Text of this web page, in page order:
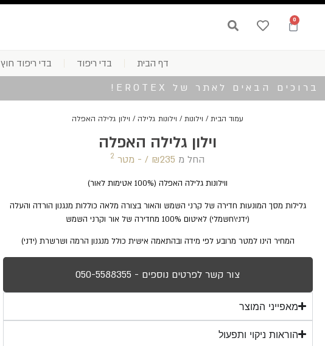
0
דף הבית בדי ריפוד בדי ריפוד חוץ
ברוכים הבאים לאתר של EROTEX!
עמוד הבית/ וילונות/ וילונות גלילה/ וילון גלילה האפלה
וילון גלילה האפלה
החל מ ₪235 /‏‏‎ ‎- מטר 2
ווילונות גלילה האפלה (100% אטימות לאור)
גלילות מסך המונעות חדירה של קרני השמש והאור בצורה מלאה כוללות מנגנון הורדה והעלה
(ידני\חשמלי) לאיטום 100% מחדירה של אור וקרני השמש
המחיר הינו למטר מרובע לפי מידה ובהתאמה אישית כולל מנגנון הרמה ושרשרת (ידני)
צור קשר לפרטים נוספים - 050-5588355
מאפייני המוצר
הוראות ניקוי ותפעול